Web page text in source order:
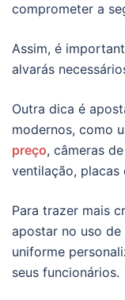
comprometer a
Assim, é
alvarás
Outra dica é
modernos, como
preço, câmeras
ventilação, placas
Para trazer mais
apostar no uso
uniforme
seus funcionários.